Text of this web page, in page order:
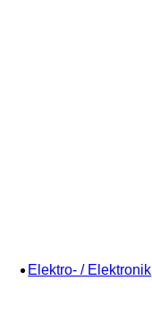
Elektro- / Elektronik